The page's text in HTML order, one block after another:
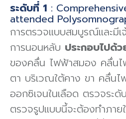
ระดับที่ 1 :
attended
การตรวจแบบสมบูรณ์และมีเ
การนอนหลับ ประกอบไปด้ว
ของคลื่น ไฟฟ้าสมอง คลื่นไ
ตา บริเวณใต้คาง ขา คลื่นไ
ออกซิเจนในเลือด ตรวจระดั
ตรวจรูปแบบนี้จะต้องทําภา